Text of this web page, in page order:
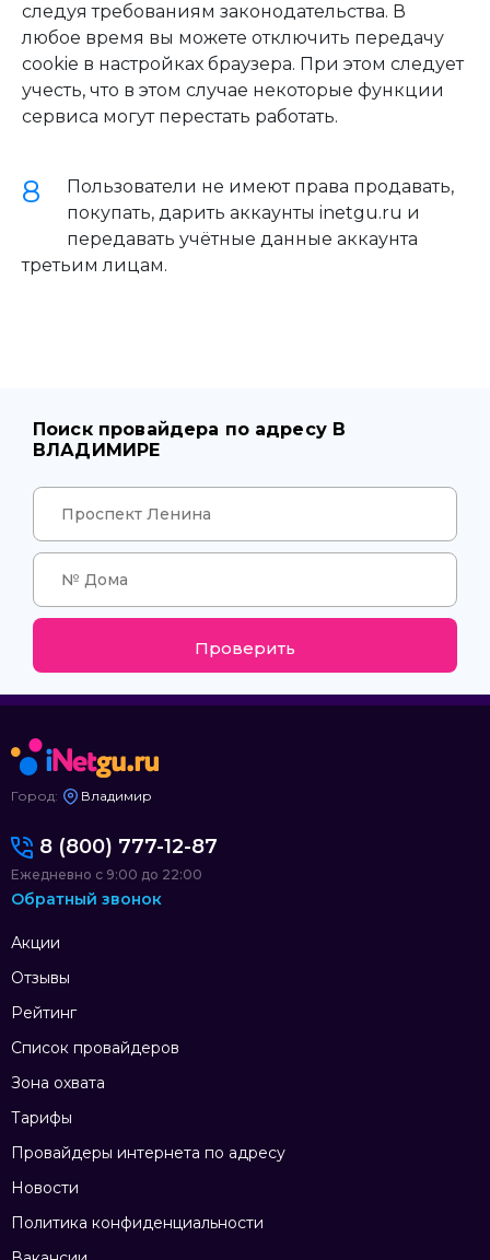
следуя требованиям законодательства. В
любое время вы можете отключить передачу
cookie в настройках браузера. При этом следует
учесть, что в этом случае некоторые функции
сервиса могут перестать работать.
Пользователи не имеют права продавать,
покупать, дарить аккаунты inetgu.ru и
передавать учётные данные аккаунта
третьим лицам.
Поиск провайдера по адресу В
ВЛАДИМИРЕ
Проверить
Город: Владимир
Акции
Отзывы
Рейтинг
Список провайдеров
Зона охвата
Тарифы
Провайдеры интернета по адресу
Новости
Политика конфиденциальности
8 (800) 777-12-87
Ежедневно с 9:00 до 22:00
Обратный звонок